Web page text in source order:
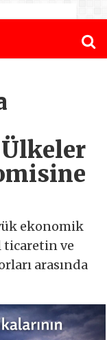
ekonomik
ticaretin ve
arasında